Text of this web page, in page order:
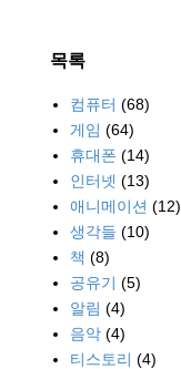
목록
컴퓨터 (68)
게임 (64)
휴대폰 (14)
인터넷 (13)
애니메이션 (12)
생각들 (10)
책 (8)
공유기 (5)
알림 (4)
음악 (4)
티스토리 (4)